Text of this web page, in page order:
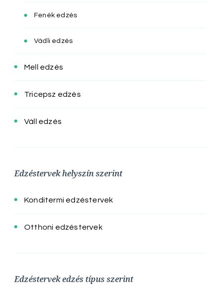
Fenék edzés
Vádli edzés
Mell edzés
Tricepsz edzés
Váll edzés
Edzéstervek helyszín szerint
Konditermi edzéstervek
Otthoni edzéstervek
Edzéstervek edzés típus szerint